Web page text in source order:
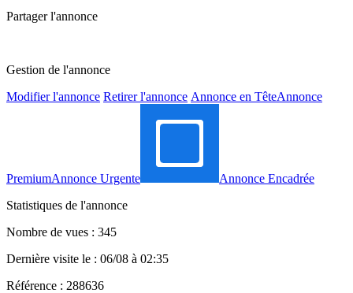
Partager l'annonce
Gestion de l'annonce
Modifier l'annonce Retirer l'annonce Annonce en TêteAnnonce
PremiumAnnonce Urgente
Annonce Encadrée
Statistiques de l'annonce
Nombre de vues : 345
Dernière visite le : 06/08 à 02:35
Référence : 288636